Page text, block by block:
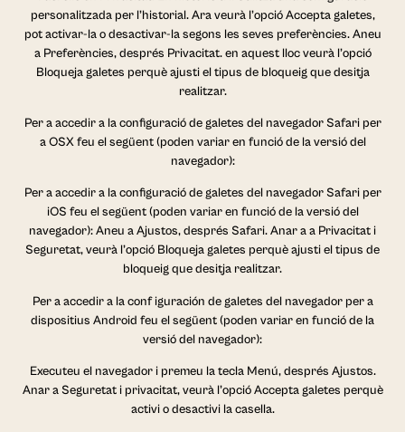
personalitzada per l’historial. Ara veurà l’opció Accepta galetes,
pot activar-la o desactivar-la segons les seves preferències. Aneu
a Preferències, després Privacitat. en aquest lloc veurà l’opció
Bloqueja galetes perquè ajusti el tipus de bloqueig que desitja
realitzar.
Per a accedir a la configuració de galetes del navegador Safari per
a OSX feu el següent (poden variar en funció de la versió del
navegador):
Per a accedir a la configuració de galetes del navegador Safari per
iOS feu el següent (poden variar en funció de la versió del
navegador): Aneu a Ajustos, després Safari. Anar a a Privacitat i
Seguretat, veurà l’opció Bloqueja galetes perquè ajusti el tipus de
bloqueig que desitja realitzar.
Per a accedir a la conf iguración de galetes del navegador per a
dispositius Android feu el següent (poden variar en funció de la
versió del navegador):
Executeu el navegador i premeu la tecla Menú, després Ajustos.
Anar a Seguretat i privacitat, veurà l’opció Accepta galetes perquè
activi o desactivi la casella.